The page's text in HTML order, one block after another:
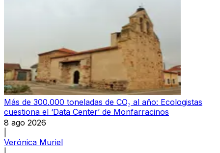
Más de 300.000 toneladas de CO₂ al año: Ecologistas
cuestiona el ‘Data Center’ de Monfarracinos
8 ago 2026
Verónica Muriel